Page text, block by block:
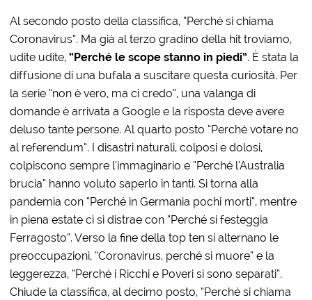
Al secondo posto della classifica, “Perché si chiama
Coronavirus”. Ma già al terzo gradino della hit troviamo,
udite udite,“Perché le scope stanno in piedi”. È stata la
diffusione di una bufala a suscitare questa curiosità. Per
la serie “non è vero, ma ci credo”, una valanga di
domande è arrivata a Google e la risposta deve avere
deluso tante persone. Al quarto posto “Perché votare no
al referendum”. I disastri naturali, colposi e dolosi,
colpiscono sempre l’immaginario e “Perché l’Australia
brucia” hanno voluto saperlo in tanti. Si torna alla
pandemia con “Perché in Germania pochi morti”, mentre
in piena estate ci si distrae con “Perché si festeggia
Ferragosto”. Verso la fine della top ten si alternano le
preoccupazioni, “Coronavirus, perché si muore” e la
leggerezza, “Perché i Ricchi e Poveri si sono separati”.
Chiude la classifica, al decimo posto, “Perché si chiama